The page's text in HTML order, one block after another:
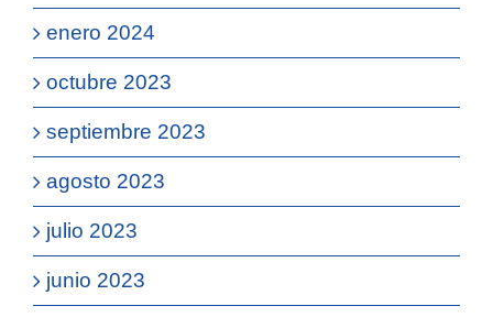
enero 2024
octubre 2023
septiembre 2023
agosto 2023
julio 2023
junio 2023